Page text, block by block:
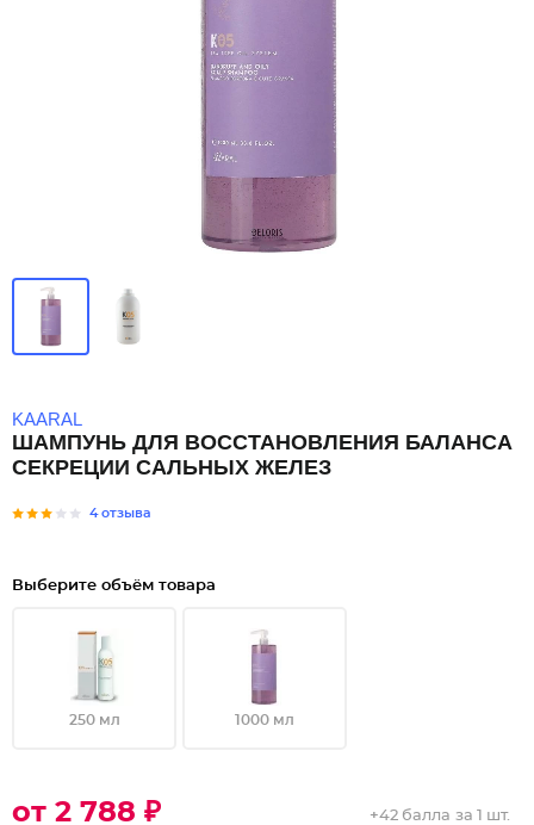
KAARAL
ШАМПУНЬ ДЛЯ ВОССТАНОВЛЕНИЯ БАЛАНСА
СЕКРЕЦИИ САЛЬНЫХ ЖЕЛЕЗ
4 отзыва
Выберите объём товара
250 мл 1000 мл
от 2 788 ₽ +42 балла за 1 шт.